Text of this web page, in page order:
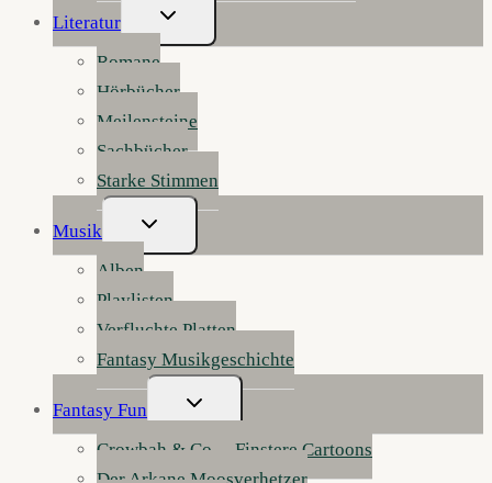
Literatur
Untermenü
Umschalten
Romane
Hörbücher
Meilensteine
Sachbücher
Starke Stimmen
Musik
Untermenü
Umschalten
Alben
Playlisten
Verfluchte Platten
Fantasy Musikgeschichte
Fantasy Fun
Untermenü
Umschalten
Crowbah & Co. – Finstere Cartoons